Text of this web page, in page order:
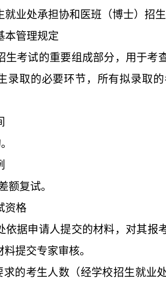
就业处承担协和医班 （博士） 招
本管理规定
生考试的重要组成部分，用于考
录取的必要环节，所有拟录取
额复试。
资格
依据申请人提交的材料，对其报
料提交专家审核。
求的考生人数（经学校招生就业